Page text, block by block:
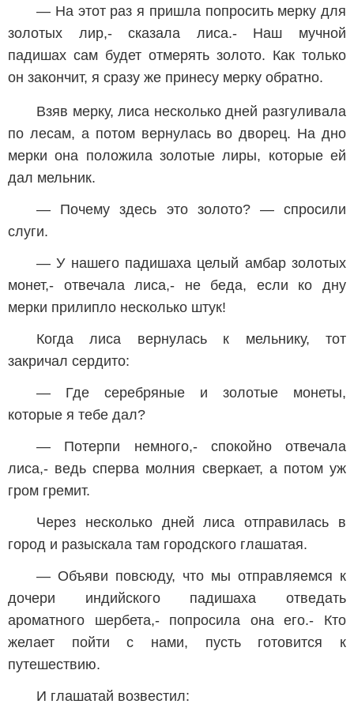
— На этот раз я пришла попросить мерку для
золотых лир,- сказала лиса.- Наш мучной
падишах сам будет отмерять золото. Как только
он закончит, я сразу же принесу мерку обратно.
Взяв мерку, лиса несколько дней разгуливала
по лесам, а потом вернулась во дворец. На дно
мерки она положила золотые лиры, которые ей
дал мельник.
— Почему здесь это золото? — спросили
слуги.
— У нашего падишаха целый амбар золотых
монет,- отвечала лиса,- не беда, если ко дну
мерки прилипло несколько штук!
Когда лиса вернулась к мельнику, тот
закричал сердито:
— Где серебряные и золотые монеты,
которые я тебе дал?
— Потерпи немного,- спокойно отвечала
лиса,- ведь сперва молния сверкает, а потом уж
гром гремит.
Через несколько дней лиса отправилась в
город и разыскала там городского глашатая.
— Объяви повсюду, что мы отправляемся к
дочери индийского падишаха отведать
ароматного шербета,- попросила она его.- Кто
желает пойти с нами, пусть готовится к
путешествию.
И глашатай возвестил: